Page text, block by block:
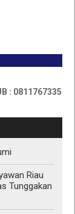
0811767335
Riau
Tunggakan